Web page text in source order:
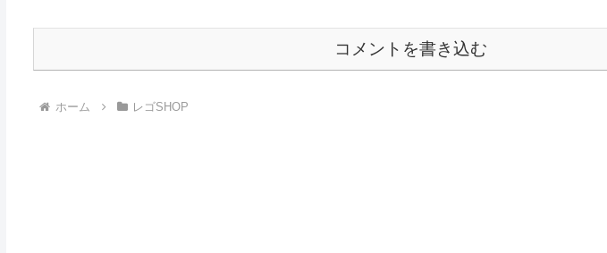
コメントを書き込む
ホーム レゴSHOP